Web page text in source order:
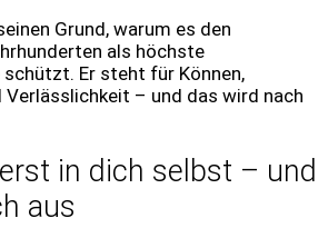
Grund, warum es den
als höchste
Er steht für Können,
– und das wird nach
in dich selbst – und
aus